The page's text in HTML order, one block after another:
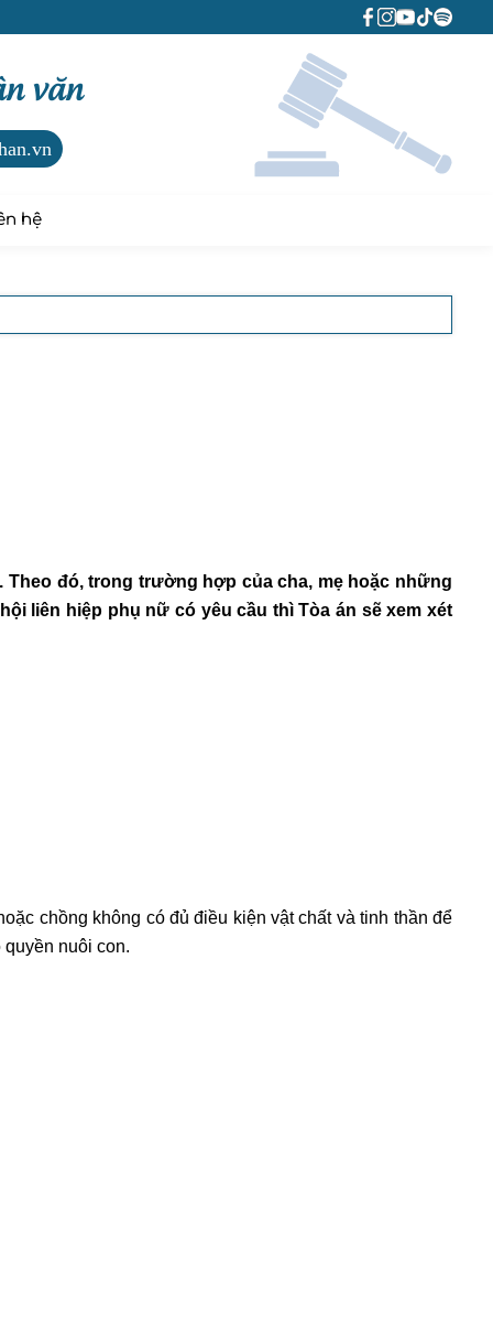
văn
hệ
đó, trong trường hợp của cha, mẹ hoặc những
liên hiệp phụ nữ có yêu cầu thì Tòa án sẽ xem xét
chồng không có đủ điều kiện vật chất và tinh thần để
quyền nuôi con.